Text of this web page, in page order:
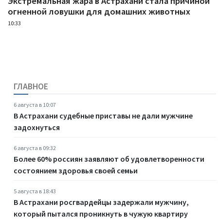
огненной ловушки для домашних животных
10:33
ГЛАВНОЕ
6 августа в 10:07
В Астрахани судебные приставы не дали мужчине
задохнуться
6 августа в 09:32
Более 60% россиян заявляют об удовлетворенности
состоянием здоровья своей семьи
5 августа в 18:43
В Астрахани росгвардейцы задержали мужчину,
который пытался проникнуть в чужую квартиру